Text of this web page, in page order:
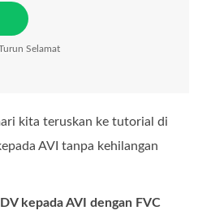
Selamat
kita teruskan ke tutorial di
AVI tanpa kehilangan
kepada AVI dengan FVC